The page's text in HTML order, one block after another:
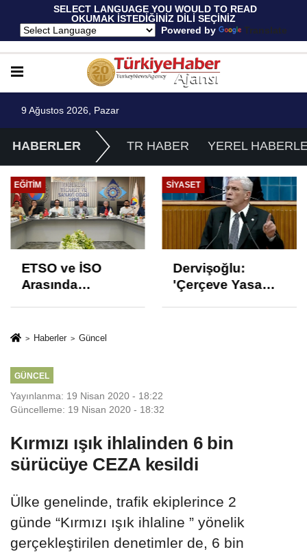
SELECT LANGUAGE YOU WOULD TO READ
OKUMAK İSTEDİĞİNİZ DİLİ SEÇİNİZ
Powered by
Translate
9 Ağustos 2026, Pazar
HABERLER TR HABER YEREL
EĞITIM
ETSO ve İSO
Arasında
Protokolü
SIYASET
Dervişoğlu:
'Çerçeve Yasa
Haberler Güncel
GÜNCEL
Yayınlanma: 19 Nisan 2020 - 18:22
Güncelleme: 19 Nisan 2020 - 18:32
Kırmızı ışık ihlalinden 6 bin
sürücüye CEZA kesildi
Ülke genelinde, trafik ekiplerince 2
günde “Kırmızı ışık ihlaline ” yönelik
gerçekleştirilen denetimler de, 6 bin